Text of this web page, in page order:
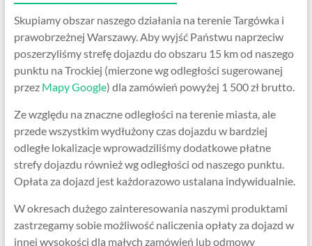
Skupiamy obszar naszego działania na terenie Targówka i
prawobrzeżnej Warszawy. Aby wyjść Państwu naprzeciw
poszerzyliśmy strefę dojazdu do obszaru 15 km od naszego
punktu na Trockiej (mierzone wg odległości sugerowanej
przez Mapy Google) dla zamówień powyżej 1 500 zł brutto.
Ze względu na znaczne odległości na terenie miasta, ale
przede wszystkim wydłużony czas dojazdu w bardziej
odległe lokalizacje wprowadziliśmy dodatkowe płatne
strefy dojazdu również wg odległości od naszego punktu.
Opłata za dojazd jest każdorazowo ustalana indywidualnie.
W okresach dużego zainteresowania naszymi produktami
zastrzegamy sobie możliwość naliczenia opłaty za dojazd w
innej wysokości dla małych zamówień lub odmowy